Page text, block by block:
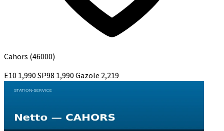
Cahors (46000)
E10 1,990SP98 1,990Gazole 2,219